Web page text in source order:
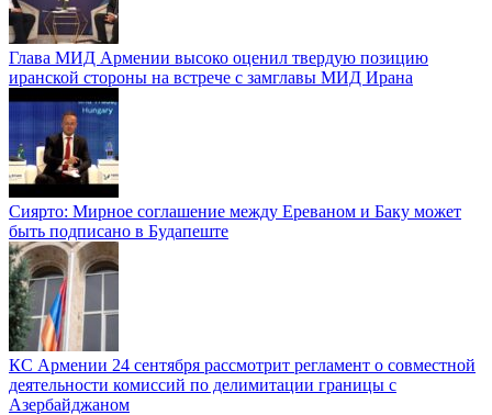
Глава МИД Армении высоко оценил твердую позицию
иранской стороны на встрече с замглавы МИД Ирана
Сиярто: Мирное соглашение между Ереваном и Баку может
быть подписано в Будапеште
КС Армении 24 сентября рассмотрит регламент о совместной
деятельности комиссий по делимитации границы с
Азербайджаном